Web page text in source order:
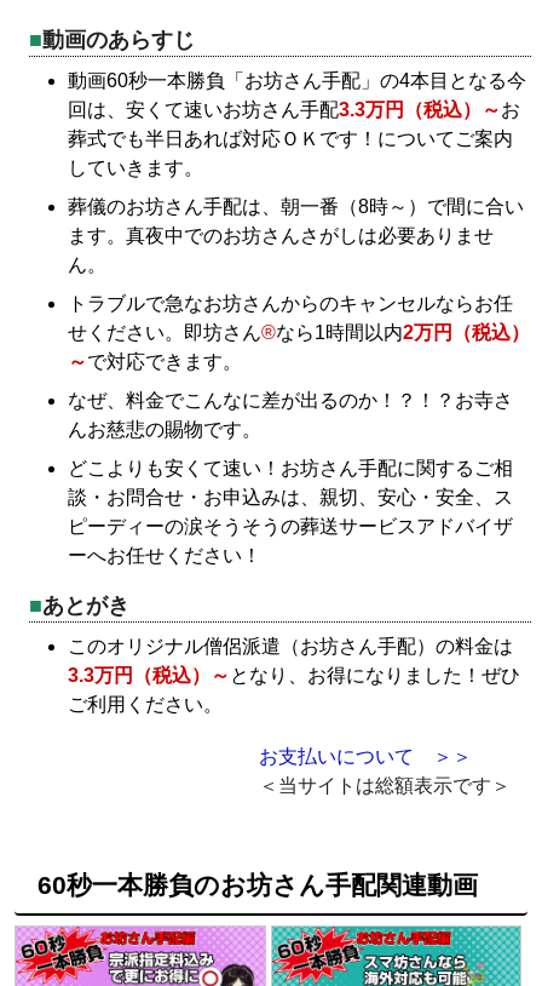
動画のあらすじ
動画60秒一本勝負「お坊さん手配」の4本目となる今
回は、安くて速いお坊さん手配3.3万円（税込）～お
葬式でも半日あれば対応ＯＫです！についてご案内
していきます。
葬儀のお坊さん手配は、朝一番（8時～）で間に合い
ます。真夜中でのお坊さんさがしは必要ありませ
ん。
トラブルで急なお坊さんからのキャンセルならお任
せください。即坊さん®なら1時間以内2万円（税込）
～で対応できます。
なぜ、料金でこんなに差が出るのか！？！？お寺さ
んお慈悲の賜物です。
どこよりも安くて速い！お坊さん手配に関するご相
談・お問合せ・お申込みは、親切、安心・安全、ス
ピーディーの涙そうそうの葬送サービスアドバイザ
ーへお任せください！
あとがき
このオリジナル僧侶派遣（お坊さん手配）の料金は
3.3万円（税込）～ となり、お得になりました！ぜひ
ご利用ください。
お支払いについて ＞＞
＜当サイトは総額表示です＞
60秒一本勝負のお坊さん手配関連動画